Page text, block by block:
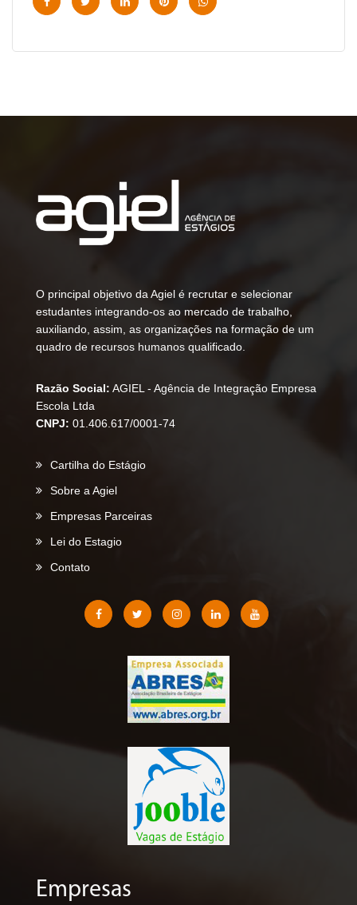
O principal objetivo da Agiel é recrutar e selecionar
estudantes integrando-os ao mercado de trabalho,
auxiliando, assim, as organizações na formação de um
quadro de recursos humanos qualificado.
Razão Social: AGIEL - Agência de Integração Empresa
Escola Ltda
CNPJ: 01.406.617/0001-74
Cartilha do Estágio
Sobre a Agiel
Empresas Parceiras
Lei do Estagio
Contato
Empresas